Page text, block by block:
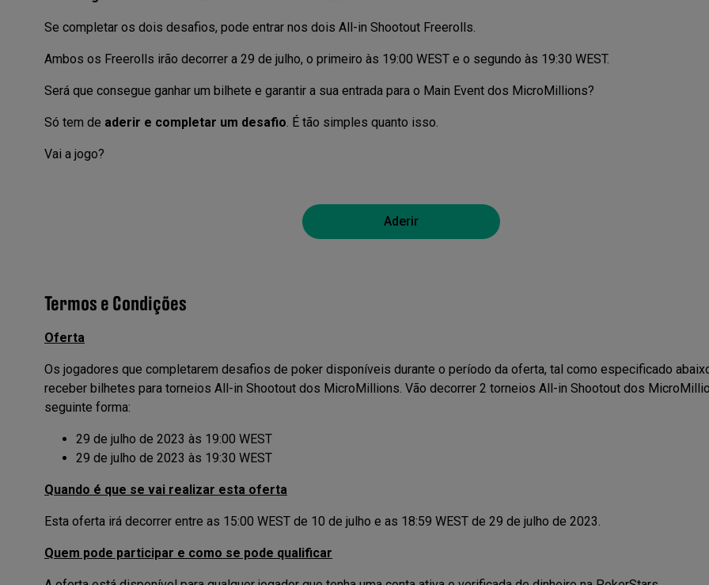
Se completar os dois desafios, pode entrar nos dois All-in Shootout Freerolls.
Ambos os Freerolls irão decorrer a 29 de julho, o primeiro às 19:00 WEST e o segundo às 19:30 WEST.
Será que consegue ganhar um bilhete e garantir a sua entrada para o Main Event dos MicroMillions?
Só tem de aderir e completar um desafio. É tão simples quanto isso.
Vai a jogo?
Aderir
Termos e Condições
Oferta
Os jogadores que completarem desafios de poker disponíveis durante o período da oferta, tal como especificado
receber bilhetes para torneios All-in Shootout dos MicroMillions. Vão decorrer 2 torneios All-in Shootout dos
seguinte forma:
29 de julho de 2023 às 19:00 WEST
29 de julho de 2023 às 19:30 WEST
Quando é que se vai realizar esta oferta
Esta oferta irá decorrer entre as 15:00 WEST de 10 de julho e as 18:59 WEST de 29 de julho de 2023.
Quem pode participar e como se pode qualificar